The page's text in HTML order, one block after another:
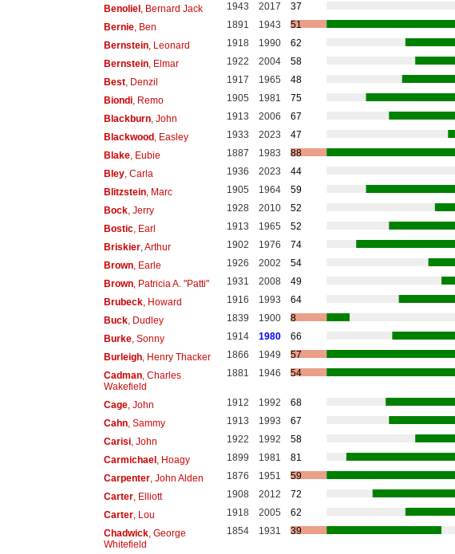
Benoliel, Bernard Jack 1943 2017
37
Bernie, Ben 1891 1943
51
Bernstein, Leonard 1918 1990
62
Bernstein, Elmar 1922 2004
58
Best, Denzil 1917 1965
48
Biondi, Remo 1905 1981
75
Blackburn, John 1913 2006
67
Blackwood, Easley 1933 2023
47
Blake, Eubie 1887 1983
88
Bley, Carla 1936 2023
44
Blitzstein, Marc 1905 1964
59
Bock, Jerry 1928 2010
52
Bostic, Earl 1913 1965
52
Briskier, Arthur 1902 1976
74
Brown, Earle 1926 2002
54
Brown, Patricia A. "Patti" 1931 2008
49
Brubeck, Howard 1916 1993
64
Buck, Dudley 1839 1900
8
Burke, Sonny 1914 1980
66
Burleigh, Henry Thacker 1866 1949
57
Cadman, Charles
Wakefield
1881 1946 54
Cage, John 1912 1992
68
Cahn, Sammy 1913 1993
67
Carisi, John 1922 1992
58
Carmichael, Hoagy 1899 1981
81
Carpenter, John Alden 1876 1951
59
Carter, Elliott 1908 2012
72
Carter, Lou 1918 2005
62
Chadwick, George
Whitefield
1854 1931 39